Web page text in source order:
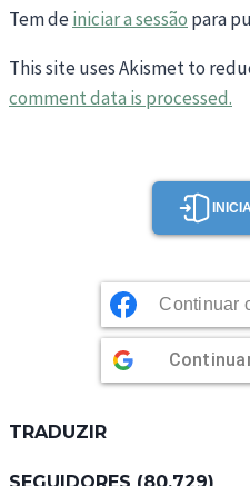
Tem deiniciar a sessão para
This site uses Akismet to
comment data is processed.
Continuar
TRADUZIR